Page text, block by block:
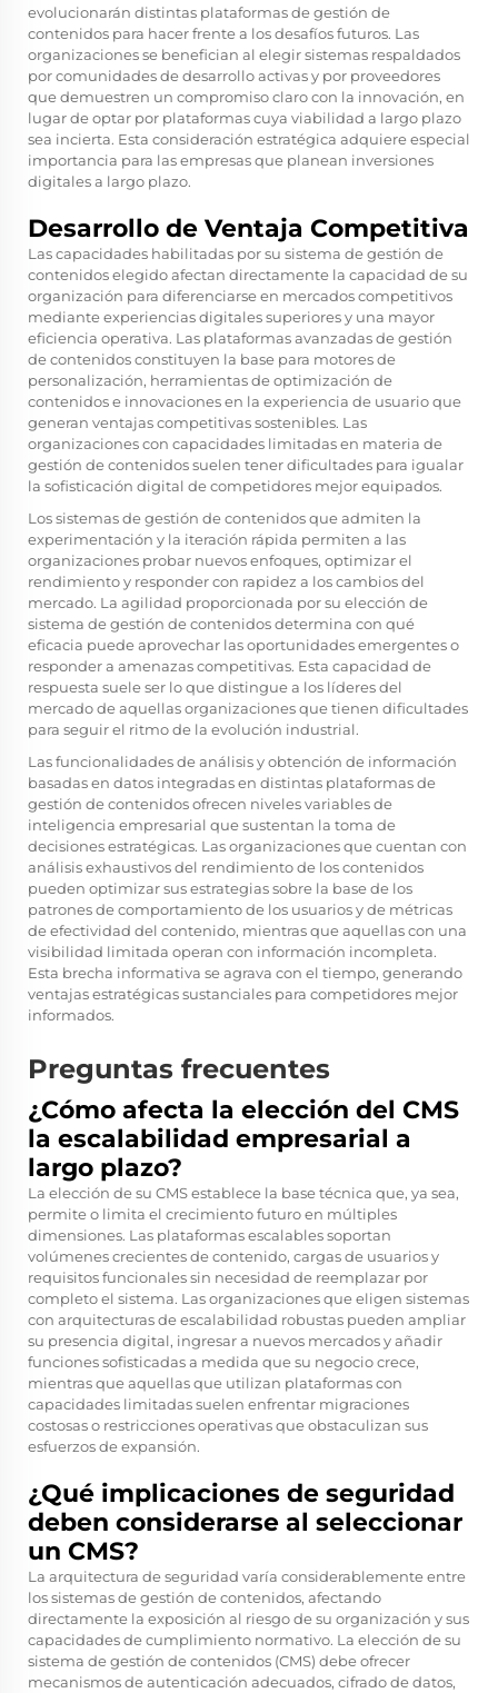
evolucionarán distintas plataformas de gestión de
contenidos para hacer frente a los desafíos futuros. Las
organizaciones se benefician al elegir sistemas respaldados
por comunidades de desarrollo activas y por proveedores
que demuestren un compromiso claro con la innovación, en
lugar de optar por plataformas cuya viabilidad a largo plazo
sea incierta. Esta consideración estratégica adquiere especial
importancia para las empresas que planean inversiones
digitales a largo plazo.
Desarrollo de Ventaja Competitiva
Las capacidades habilitadas por su sistema de gestión de
contenidos elegido afectan directamente la capacidad de su
organización para diferenciarse en mercados competitivos
mediante experiencias digitales superiores y una mayor
eficiencia operativa. Las plataformas avanzadas de gestión
de contenidos constituyen la base para motores de
personalización, herramientas de optimización de
contenidos e innovaciones en la experiencia de usuario que
generan ventajas competitivas sostenibles. Las
organizaciones con capacidades limitadas en materia de
gestión de contenidos suelen tener dificultades para igualar
la sofisticación digital de competidores mejor equipados.
Los sistemas de gestión de contenidos que admiten la
experimentación y la iteración rápida permiten a las
organizaciones probar nuevos enfoques, optimizar el
rendimiento y responder con rapidez a los cambios del
mercado. La agilidad proporcionada por su elección de
sistema de gestión de contenidos determina con qué
eficacia puede aprovechar las oportunidades emergentes o
responder a amenazas competitivas. Esta capacidad de
respuesta suele ser lo que distingue a los líderes del
mercado de aquellas organizaciones que tienen dificultades
para seguir el ritmo de la evolución industrial.
Las funcionalidades de análisis y obtención de información
basadas en datos integradas en distintas plataformas de
gestión de contenidos ofrecen niveles variables de
inteligencia empresarial que sustentan la toma de
decisiones estratégicas. Las organizaciones que cuentan con
análisis exhaustivos del rendimiento de los contenidos
pueden optimizar sus estrategias sobre la base de los
patrones de comportamiento de los usuarios y de métricas
de efectividad del contenido, mientras que aquellas con una
visibilidad limitada operan con información incompleta.
Esta brecha informativa se agrava con el tiempo, generando
ventajas estratégicas sustanciales para competidores mejor
informados.
Preguntas frecuentes
¿Cómo afecta la elección del CMS
la escalabilidad empresarial a
largo plazo?
La elección de su CMS establece la base técnica que, ya sea,
permite o limita el crecimiento futuro en múltiples
dimensiones. Las plataformas escalables soportan
volúmenes crecientes de contenido, cargas de usuarios y
requisitos funcionales sin necesidad de reemplazar por
completo el sistema. Las organizaciones que eligen sistemas
con arquitecturas de escalabilidad robustas pueden ampliar
su presencia digital, ingresar a nuevos mercados y añadir
funciones sofisticadas a medida que su negocio crece,
mientras que aquellas que utilizan plataformas con
capacidades limitadas suelen enfrentar migraciones
costosas o restricciones operativas que obstaculizan sus
esfuerzos de expansión.
¿Qué implicaciones de seguridad
deben considerarse al seleccionar
un CMS?
La arquitectura de seguridad varía considerablemente entre
los sistemas de gestión de contenidos, afectando
directamente la exposición al riesgo de su organización y sus
capacidades de cumplimiento normativo. La elección de su
sistema de gestión de contenidos (CMS) debe ofrecer
mecanismos de autenticación adecuados, cifrado de datos,